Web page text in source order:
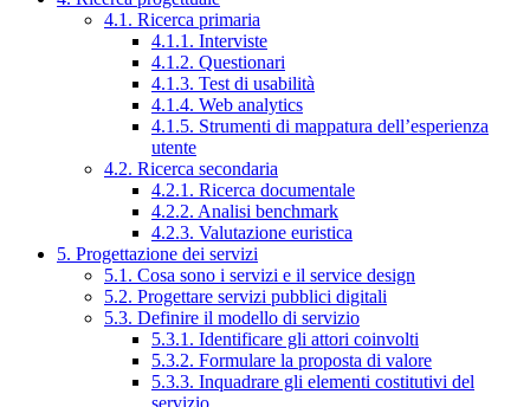
4.1. Ricerca primaria
4.1.1. Interviste
4.1.2. Questionari
4.1.3. Test di usabilità
4.1.4. Web analytics
4.1.5. Strumenti di mappatura dell’esperienza
utente
4.2. Ricerca secondaria
4.2.1. Ricerca documentale
4.2.2. Analisi benchmark
4.2.3. Valutazione euristica
5. Progettazione dei servizi
5.1. Cosa sono i servizi e il service design
5.2. Progettare servizi pubblici digitali
5.3. Definire il modello di servizio
5.3.1. Identificare gli attori coinvolti
5.3.2. Formulare la proposta di valore
5.3.3. Inquadrare gli elementi costitutivi del
servizio